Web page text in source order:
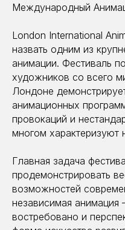
Международный
London International
назвать одним из
анимации. Фестиваль
художников со всего
Лондоне
анимационных
провокаций и
многом
Главная задача
продемонстрировать
возможностей
независимая анимация
востребовано и